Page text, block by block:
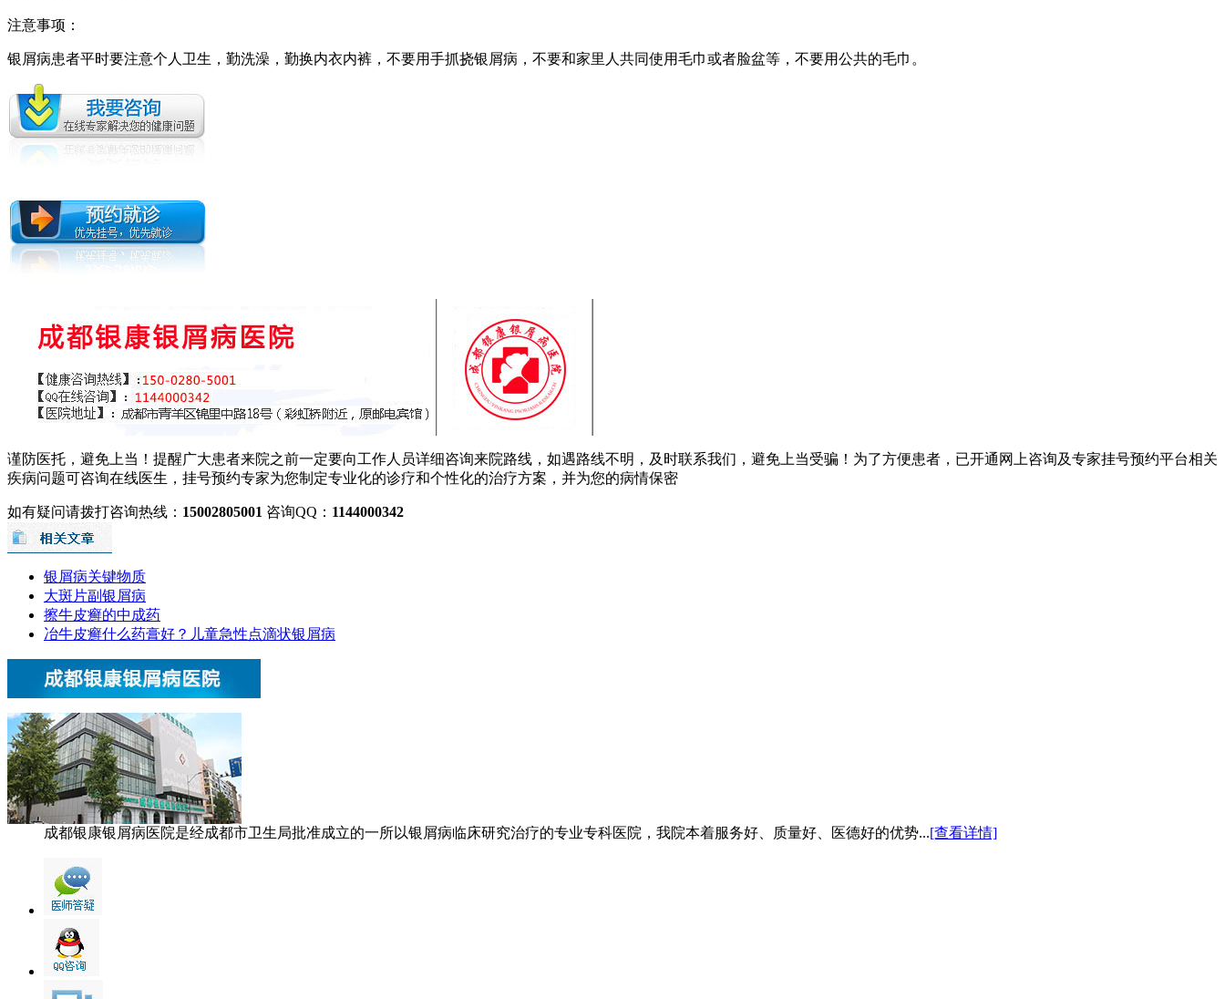
注意事项：
银屑病患者平时要注意个人卫生，勤洗澡，勤换内衣内裤，不要用手抓挠银屑病，不要和家里人共同使用毛巾或者脸盆等，不要用公共的毛巾。
谨防医托，避免上当！提醒广大患者来院之前一定要向工作人员详细咨询来院路线，如遇路线不明，及时联系我们，避免上当受骗！为了方便患者，已开通网上咨询及专家挂号预约平台相关
疾病问题可咨询在线医生，挂号预约专家为您制定专业化的诊疗和个性化的治疗方案，并为您的病情保密
如有疑问请拨打咨询热线： 15002805001 咨询QQ： 1144000342
银屑病关键物质
大斑片副银屑病
擦牛皮癣的中成药
冶牛皮癣什么药膏好？儿童急性点滴状银屑病
成都银康银屑病医院是经成都市卫生局批准成立的一所以银屑病临床研究治疗的专业专科医院，我院本着服务好、质量好、医德好的优势...[查看详情]